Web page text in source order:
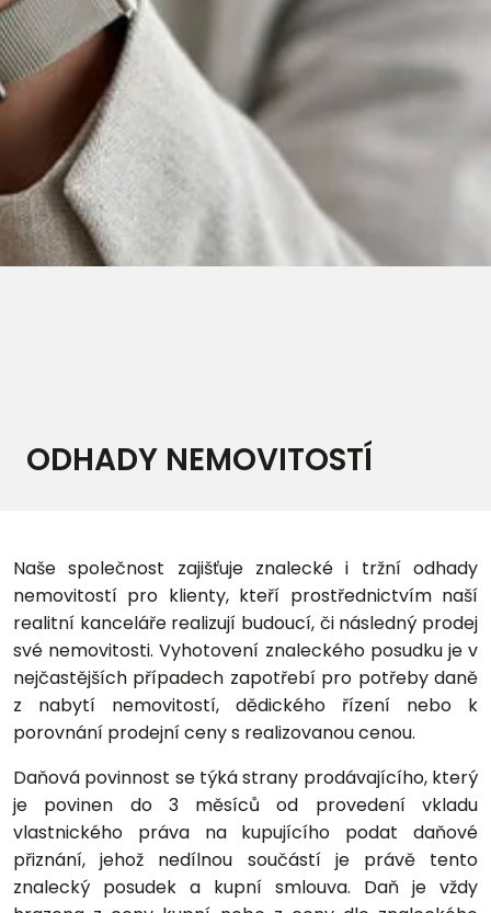
ODHADY NEMOVITOSTÍ
Naše společnost zajišťuje znalecké i tržní odhady
nemovitostí pro klienty, kteří prostřednictvím naší
realitní kanceláře realizují budoucí, či následný prodej
své nemovitosti. Vyhotovení znaleckého posudku je v
nejčastějších případech zapotřebí pro potřeby daně
z nabytí nemovitostí, dědického řízení nebo k
porovnání prodejní ceny s realizovanou cenou.
Daňová povinnost se týká strany prodávajícího, který
je povinen do 3 měsíců od provedení vkladu
vlastnického práva na kupujícího podat daňové
přiznání, jehož nedílnou součástí je právě tento
znalecký posudek a kupní smlouva. Daň je vždy